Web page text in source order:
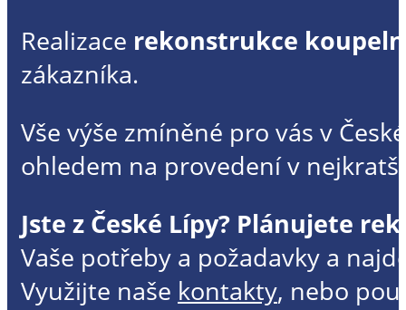
Realizace rekonstrukce
zákazníka.
Vše výše zmíněné pro vás v
ohledem na provedení v
Jste z České Lípy? Plánujete
Vaše potřeby a požadavky a
Využijte naše kontakty, nebo